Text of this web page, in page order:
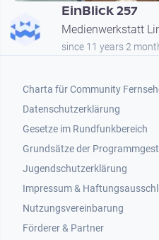
EinBlick 257
Medienwerkstatt
since 11 years 2
Footer 1
Charta für Community
Datenschutzerklärung
Gesetze im Rundfunkbereich
Grundsätze der
Jugendschutzerklärung
Impressum &
Nutzungsvereinbarung
Footer 2
Förderer & Partner